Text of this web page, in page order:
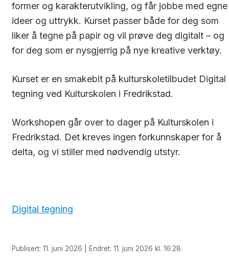
former og karakterutvikling, og får jobbe med egne
ideer og uttrykk. Kurset passer både for deg som
liker å tegne på papir og vil prøve deg digitalt – og
for deg som er nysgjerrig på nye kreative verktøy.
Kurset er en smakebit på kulturskoletilbudet Digital
tegning ved Kulturskolen i Fredrikstad.
Workshopen går over to dager på Kulturskolen i
Fredrikstad. Det kreves ingen forkunnskaper for å
delta, og vi stiller med nødvendig utstyr.
Digital tegning
Publisert: 11. juni 2026 | Endret: 11. juni 2026 kl. 16:28